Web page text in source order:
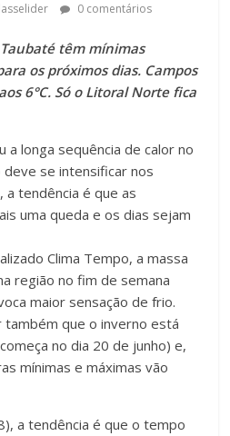
0 comentários
Taubaté têm mínimas
os próximos dias. Campos
6°C. Só o Litoral Norte fica
a longa sequência de calor no
deve se intensificar nos
a tendência é que as
uma queda e os dias sejam
Clima Tempo, a massa
região no fim de semana
maior sensação de frio.
também que o inverno está
no dia 20 de junho) e,
mínimas e máximas vão
a tendência é que o tempo